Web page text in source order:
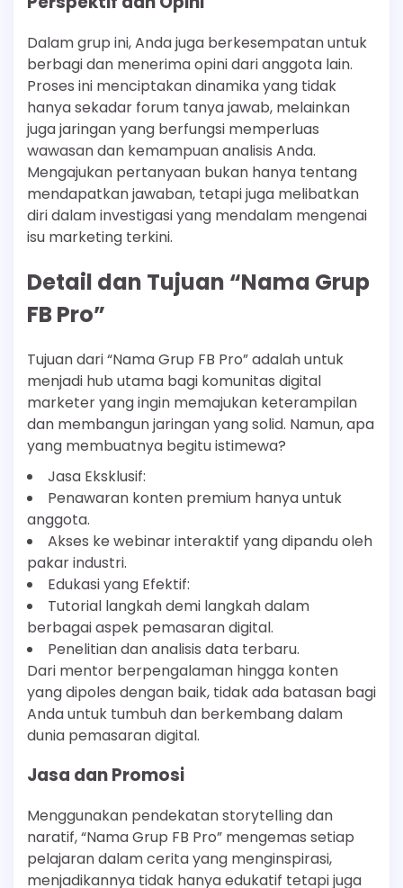
Dalam grup ini, Anda juga berkesempatan untuk
berbagi dan menerima opini dari anggota lain.
Proses ini menciptakan dinamika yang tidak
hanya sekadar forum tanya jawab, melainkan
juga jaringan yang berfungsi memperluas
wawasan dan kemampuan analisis Anda.
Mengajukan pertanyaan bukan hanya tentang
mendapatkan jawaban, tetapi juga melibatkan
diri dalam investigasi yang mendalam mengenai
isu marketing terkini.
Detail dan Tujuan “Nama Grup
FB Pro”
Tujuan dari “Nama Grup FB Pro” adalah untuk
menjadi hub utama bagi komunitas digital
marketer yang ingin memajukan keterampilan
dan membangun jaringan yang solid. Namun, apa
yang membuatnya begitu istimewa?
Jasa Eksklusif:
Penawaran konten premium hanya untuk
anggota.
Akses ke webinar interaktif yang dipandu oleh
pakar industri.
Edukasi yang Efektif:
Tutorial langkah demi langkah dalam
berbagai aspek pemasaran digital.
Penelitian dan analisis data terbaru.
Dari mentor berpengalaman hingga konten
yang dipoles dengan baik, tidak ada batasan bagi
Anda untuk tumbuh dan berkembang dalam
dunia pemasaran digital.
Jasa dan Promosi
Menggunakan pendekatan storytelling dan
naratif, “Nama Grup FB Pro” mengemas setiap
pelajaran dalam cerita yang menginspirasi,
menjadikannya tidak hanya edukatif tetapi juga